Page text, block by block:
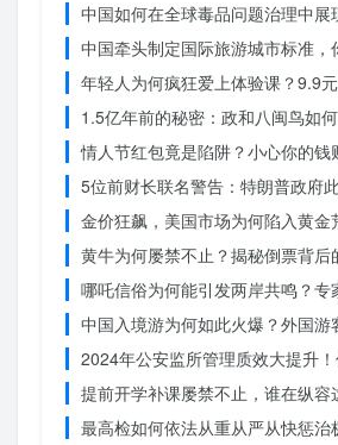
中国如何在全球毒品问题治理中
中国牵头制定国际旅游城市标准，
年轻人为何疯狂爱上体验课？9.9
1.5亿年前的秘密：政和八闽鸟如何
情人节红包竟是陷阱？小心你的钱
5位前财长联名警告：特朗普政府
金价狂飙，美国市场为何陷入黄金
黄牛为何屡禁不止？揭秘倒票背后
哪吒信俗为何能引发两岸共鸣？专
中国入境游为何如此火爆？外国游
2024年公安监所管理质效大提升
提前开学补课屡禁不止，谁在纵容
最高检如何依法从重从严从快惩